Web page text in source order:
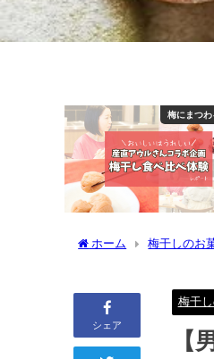
梅にまつわ
ホーム 梅干しのお
シェア
梅干
【